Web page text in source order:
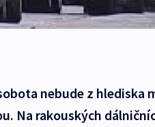
nebude z hlediska
Na rakouských